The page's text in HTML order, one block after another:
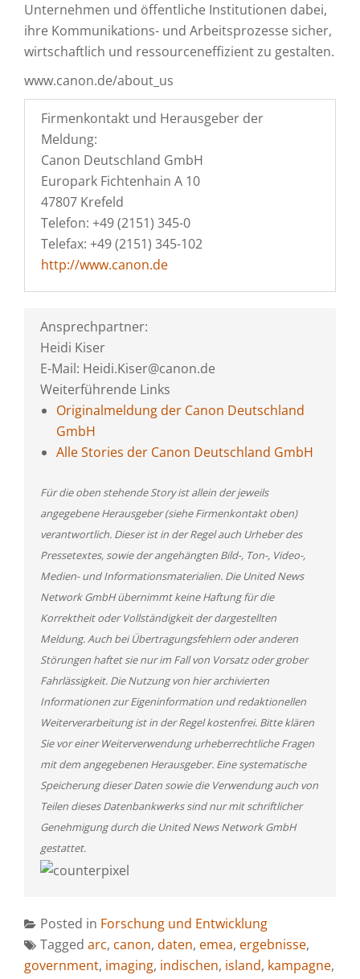
Unternehmen und öffentliche Institutionen dabei,
ihre Kommunikations- und Arbeitsprozesse sicher,
wirtschaftlich und ressourceneffizient zu gestalten.
www.canon.de/about_us
Firmenkontakt und Herausgeber der
Meldung:
Canon Deutschland GmbH
Europark Fichtenhain A 10
47807 Krefeld
Telefon: +49 (2151) 345-0
Telefax: +49 (2151) 345-102
http://www.canon.de
Ansprechpartner:
Heidi Kiser
E-Mail: Heidi.Kiser@canon.de
Weiterführende Links
Originalmeldung der Canon Deutschland
GmbH
Alle Stories der Canon Deutschland GmbH
Für die oben stehende Story ist allein der jeweils
angegebene Herausgeber (siehe Firmenkontakt oben)
verantwortlich. Dieser ist in der Regel auch Urheber des
Pressetextes, sowie der angehängten Bild-, Ton-, Video-,
Medien- und Informationsmaterialien. Die United News
Network GmbH übernimmt keine Haftung für die
Korrektheit oder Vollständigkeit der dargestellten
Meldung. Auch bei Übertragungsfehlern oder anderen
Störungen haftet sie nur im Fall von Vorsatz oder grober
Fahrlässigkeit. Die Nutzung von hier archivierten
Informationen zur Eigeninformation und redaktionellen
Weiterverarbeitung ist in der Regel kostenfrei. Bitte klären
Sie vor einer Weiterverwendung urheberrechtliche Fragen
mit dem angegebenen Herausgeber. Eine systematische
Speicherung dieser Daten sowie die Verwendung auch von
Teilen dieses Datenbankwerks sind nur mit schriftlicher
Genehmigung durch die United News Network GmbH
gestattet.
Posted in Forschung und Entwicklung
Tagged arc, canon, daten, emea, ergebnisse,
government, imaging, indischen, island, kampagne,